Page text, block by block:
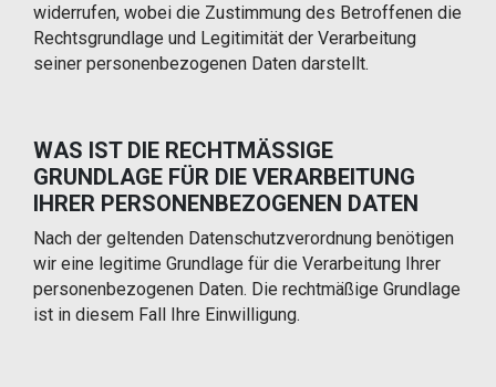
widerrufen, wobei die Zustimmung des Betroffenen die
Rechtsgrundlage und Legitimität der Verarbeitung
seiner personenbezogenen Daten darstellt.
WAS IST DIE RECHTMÄSSIGE
GRUNDLAGE FÜR DIE VERARBEITUNG
IHRER PERSONENBEZOGENEN DATEN
Nach der geltenden Datenschutzverordnung benötigen
wir eine legitime Grundlage für die Verarbeitung Ihrer
personenbezogenen Daten. Die rechtmäßige Grundlage
ist in diesem Fall Ihre Einwilligung.